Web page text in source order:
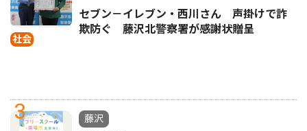
社会
セブン－イレブン・西川さん 声掛けで詐
欺防ぐ 藤沢北警察署が感謝状贈呈
3
藤沢